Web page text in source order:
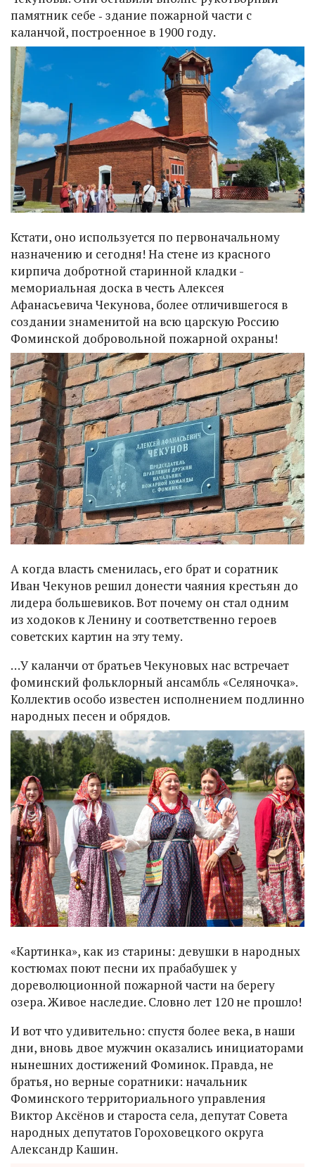
памятник себе ‑ здание пожарной части с
каланчой, построенное в 1900 году.
Кстати, оно используется по первоначальному
назначению и сегодня! На стене из красного
кирпича добротной старинной кладки -
мемориальная доска в честь Алексея
Афанасьевича Чекунова, более отличившегося в
создании знаменитой на всю царскую Россию
Фоминской добровольной пожарной охраны!
А когда власть сменилась, его брат и соратник
Иван Чекунов решил донести чаяния крестьян до
лидера большевиков. Вот почему он стал одним
из ходоков к Ленину и соответственно героев
советских картин на эту тему.
…У каланчи от братьев Чекуновых нас встречает
фоминский фольклорный ансамбль «Селяночка».
Коллектив особо известен исполнением подлинно
народных песен и обрядов.
«Картинка», как из старины: девушки в народных
костюмах поют песни их прабабушек у
дореволюционной пожарной части на берегу
озера. Живое наследие. Словно лет 120 не прошло!
И вот что удивительно: спустя более века, в наши
дни, вновь двое мужчин оказались инициаторами
нынешних достижений Фоминок. Правда, не
братья, но верные соратники: начальник
Фоминского территориального управления
Виктор Аксёнов и староста села, депутат Совета
народных депутатов Гороховецкого округа
Александр Кашин.